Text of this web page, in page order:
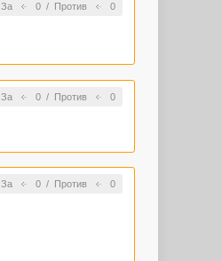
За 0/ Против 0
За 0/ Против 0
За 0/ Против 0